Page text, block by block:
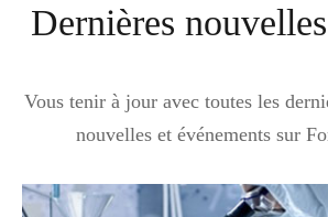
Dernières
Vous tenir à jour avec toutes les
nouvelles et événements sur